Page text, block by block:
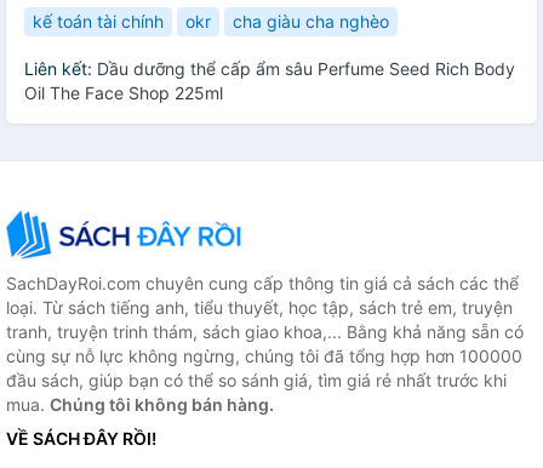
kế toán tài chính
okr cha giàu cha nghèo
Liên kết: Dầu dưỡng thể cấp ẩm sâu Perfume Seed Rich Body
Oil The Face Shop 225ml
SachDayRoi.com chuyên cung cấp thông tin giá cả sách các thể
loại. Từ sách tiếng anh, tiểu thuyết, học tập, sách trẻ em, truyện
tranh, truyện trinh thám, sách giao khoa,... Bằng khả năng sẵn có
cùng sự nỗ lực không ngừng, chúng tôi đã tổng hợp hơn 100000
đầu sách, giúp bạn có thể so sánh giá, tìm giá rẻ nhất trước khi
mua. Chúng tôi không bán hàng.
VỀ SÁCH ĐÂY RỒI!